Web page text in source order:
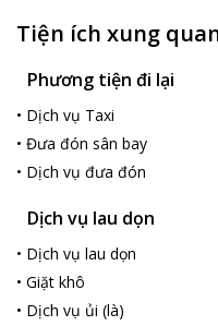
sân bay Nội bài chỉ 20 km
chóng.
Nổi bật
Golden Sail Hotel mang
hợp với đá hoa cương sang
làm đậm nét cổ điển của
nghỉ rộng rãi với gỗ làm
hòa và trang thiết bị đầy đủ
Golden Sail Hotel có tổ
internet tốc độ cao giúp du
xe riêng miễn phí. Nhân
phục vụ du khách tận tình.
Tiện ích xung
Phương tiện đi lại
• Dịch vụ Taxi
• Đưa đón sân bay
• Dịch vụ đưa đón
Dịch vụ lau dọn
• Dịch vụ lau dọn
• Giặt khô
• Dịch vụ ủi (là)